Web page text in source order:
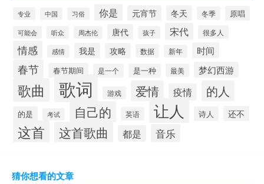
专业 中国 习俗 你是 元宵节 冬天 冬季 原唱
可能会 听众 周杰伦 唐代 孩子 宋代 很多人
情感 感情 我是 攻略 数据 新年 时间
春节 春节期间 是一个 是一种 最美 梦幻西游
歌曲 歌词 游戏 爱情 疫情 的人
的是 考试 自己的 英语 让人 诗人 还不
这首 这首歌曲 都是 音乐
猜你想看的文章